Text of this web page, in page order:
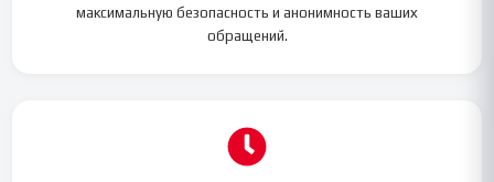
максимальную безопасность и анонимность ваших
обращений.